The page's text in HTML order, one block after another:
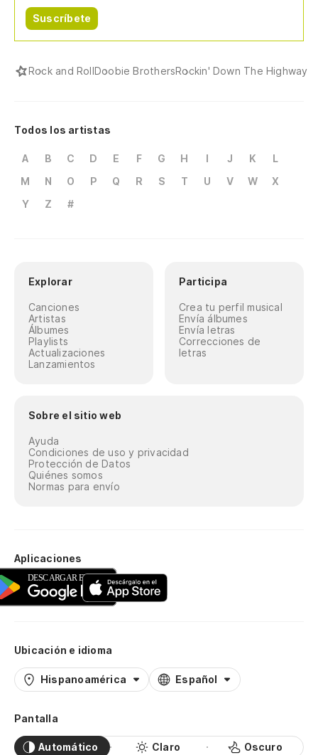
Suscríbete
Rock and RollDoobie BrothersRockin' Down The Highway
Todos los artistas
A B C D E F G H I J K
L
M
N O P Q R S T U V W
X
Y
Z #
Explorar
Canciones
Artistas
Álbumes
Playlists
Actualizaciones
Lanzamientos
Participa
Crea tu perfil musical
Envía álbumes
Envía letras
Correcciones de
letras
Sobre el sitio web
Ayuda
Condiciones de uso y privacidad
Protección de Datos
Quiénes somos
Normas para envío
Aplicaciones
Ubicación e idioma
Hispanoamérica Español
Pantalla
Automático Claro Oscuro